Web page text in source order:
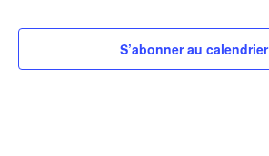
S’abonner au calendrier